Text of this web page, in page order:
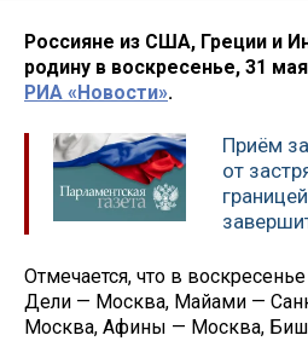
Россияне из США, Греции и
родину в воскресенье, 31
РИА «Новости».
Приём
от
Отмечается, что в
Дели — Москва, Майами —
Москва, Афины — Москва,